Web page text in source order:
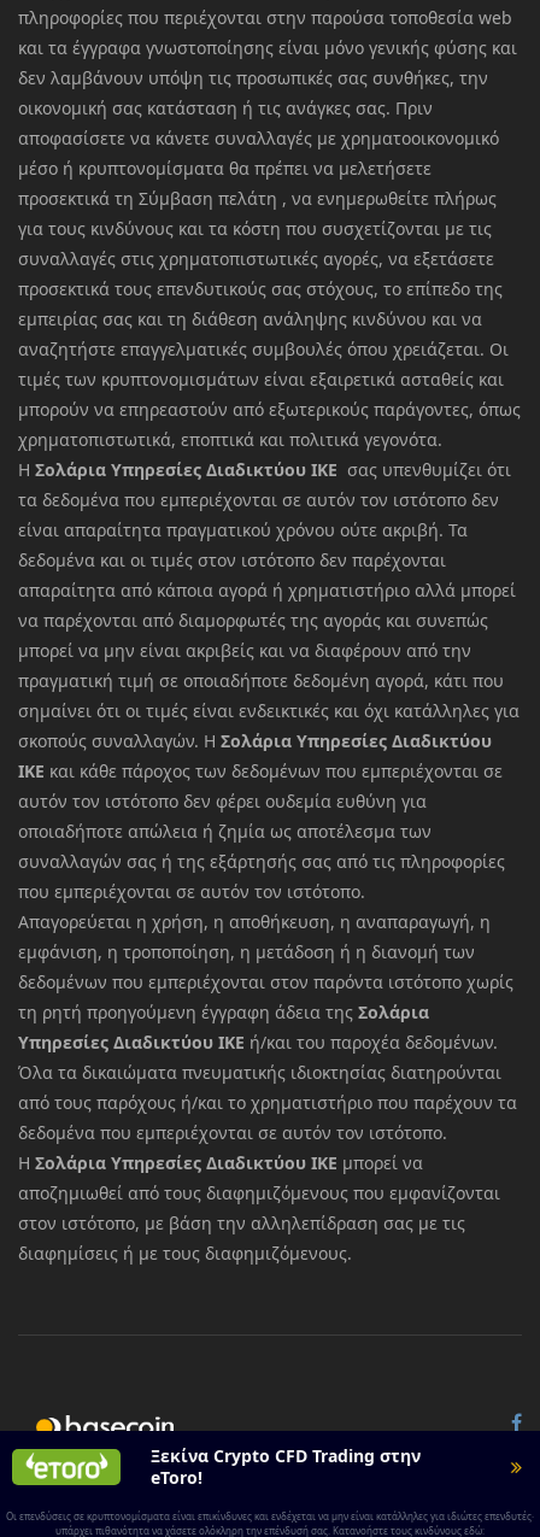
πληροφορίες που περιέχονται στην παρούσα τοποθεσία web
και τα έγγραφα γνωστοποίησης είναι μόνο γενικής φύσης και
δεν λαμβάνουν υπόψη τις προσωπικές σας συνθήκες, την
οικονομική σας κατάσταση ή τις ανάγκες σας. Πριν
αποφασίσετε να κάνετε συναλλαγές με χρηματοοικονομικό
μέσο ή κρυπτονομίσματα θα πρέπει να μελετήσετε
προσεκτικά τη Σύμβαση πελάτη , να ενημερωθείτε πλήρως
για τους κινδύνους και τα κόστη που συσχετίζονται με τις
συναλλαγές στις χρηματοπιστωτικές αγορές, να εξετάσετε
προσεκτικά τους επενδυτικούς σας στόχους, το επίπεδο της
εμπειρίας σας και τη διάθεση ανάληψης κινδύνου και να
αναζητήστε επαγγελματικές συμβουλές όπου χρειάζεται. Οι
τιμές των κρυπτονομισμάτων είναι εξαιρετικά ασταθείς και
μπορούν να επηρεαστούν από εξωτερικούς παράγοντες, όπως
χρηματοπιστωτικά, εποπτικά και πολιτικά γεγονότα.
Η Σολάρια Υπηρεσίες Διαδικτύου ΙΚΕ σας υπενθυμίζει ότι
τα δεδομένα που εμπεριέχονται σε αυτόν τον ιστότοπο δεν
είναι απαραίτητα πραγματικού χρόνου ούτε ακριβή. Τα
δεδομένα και οι τιμές στον ιστότοπο δεν παρέχονται
απαραίτητα από κάποια αγορά ή χρηματιστήριο αλλά μπορεί
να παρέχονται από διαμορφωτές της αγοράς και συνεπώς
μπορεί να μην είναι ακριβείς και να διαφέρουν από την
πραγματική τιμή σε οποιαδήποτε δεδομένη αγορά, κάτι που
σημαίνει ότι οι τιμές είναι ενδεικτικές και όχι κατάλληλες για
σκοπούς συναλλαγών. Η Σολάρια Υπηρεσίες Διαδικτύου
ΙΚΕ και κάθε πάροχος των δεδομένων που εμπεριέχονται σε
αυτόν τον ιστότοπο δεν φέρει ουδεμία ευθύνη για
οποιαδήποτε απώλεια ή ζημία ως αποτέλεσμα των
συναλλαγών σας ή της εξάρτησής σας από τις πληροφορίες
που εμπεριέχονται σε αυτόν τον ιστότοπο.
Απαγορεύεται η χρήση, η αποθήκευση, η αναπαραγωγή, η
εμφάνιση, η τροποποίηση, η μετάδοση ή η διανομή των
δεδομένων που εμπεριέχονται στον παρόντα ιστότοπο χωρίς
τη ρητή προηγούμενη έγγραφη άδεια της Σολάρια
Υπηρεσίες Διαδικτύου ΙΚΕ ή/και του παροχέα δεδομένων.
Όλα τα δικαιώματα πνευματικής ιδιοκτησίας διατηρούνται
από τους παρόχους ή/και το χρηματιστήριο που παρέχουν τα
δεδομένα που εμπεριέχονται σε αυτόν τον ιστότοπο.
Η Σολάρια Υπηρεσίες Διαδικτύου ΙΚΕ μπορεί να
αποζημιωθεί από τους διαφημιζόμενους που εμφανίζονται
στον ιστότοπο, με βάση την αλληλεπίδραση σας με τις
διαφημίσεις ή με τους διαφημιζόμενους.
Ξεκίνα Crypto CFD Trading στην
eToro!
Οι επενδύσεις σε κρυπτονομίσματα είναι επικίνδυνες και ενδέχεται να μην είναι κατάλληλες για ιδιώτες επενδυτές·
υπάρχει πιθανότητα να χάσετε ολόκληρη την επένδυσή σας. Κατανοήστε τους κινδύνους εδώ: